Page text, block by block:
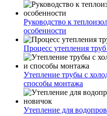
Руководство к
особенности
Процесс утепления
Утепление трубы с
способы монтажа
Утепление для